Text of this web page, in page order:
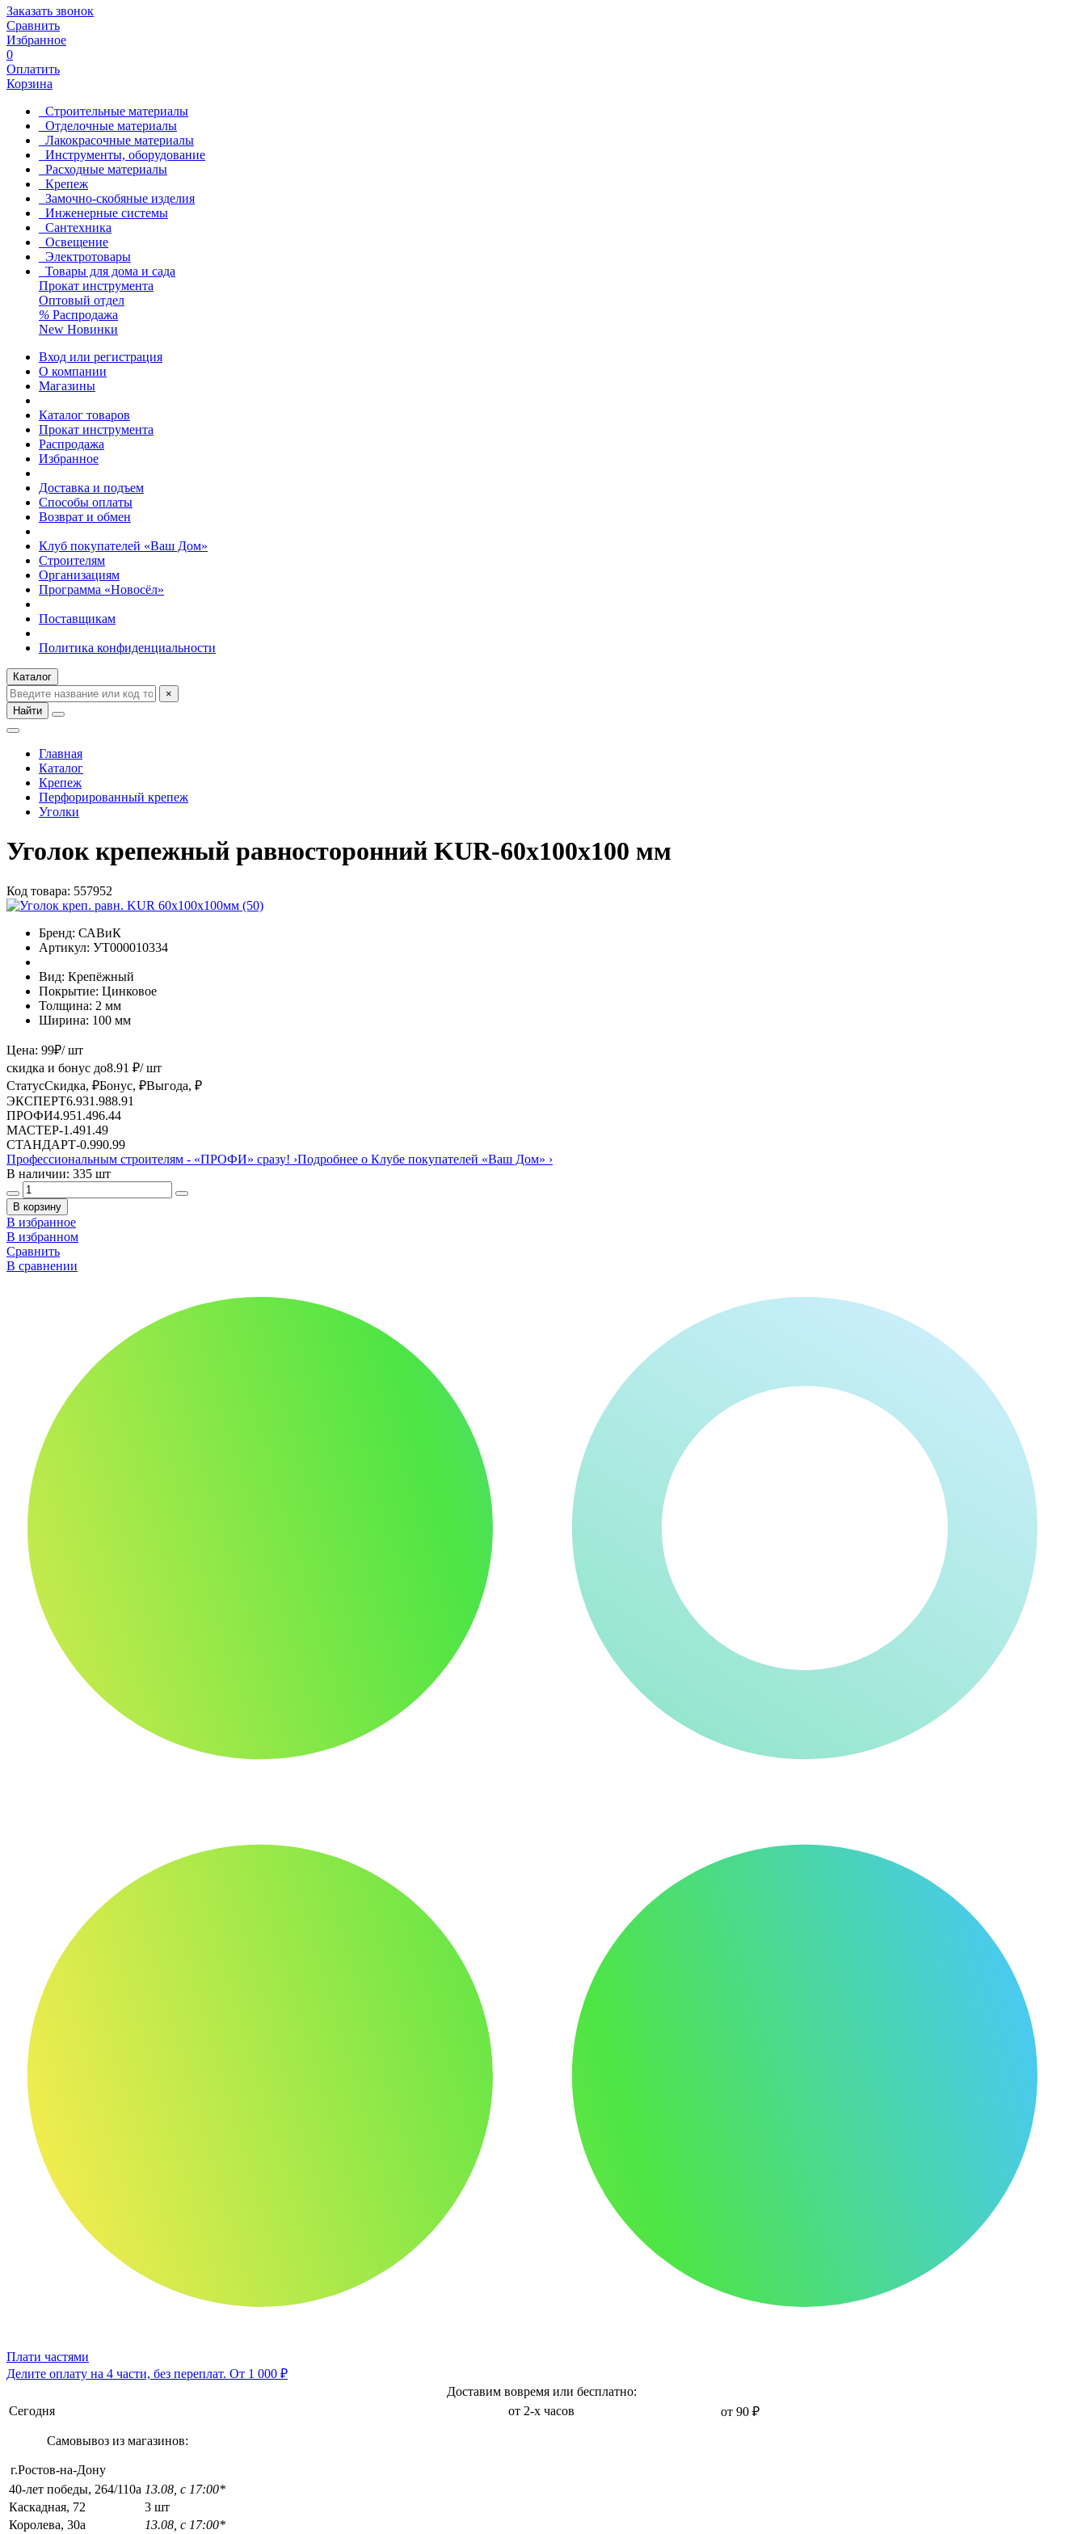
Заказать звонок
Сравнить
Избранное
0
Оплатить
Корзина
Строительные материалы
Отделочные материалы
Лакокрасочные материалы
Инструменты, оборудование
Расходные материалы
Крепеж
Замочно-скобяные изделия
Инженерные системы
Сантехника
Освещение
Электротовары
Товары для дома и сада
Прокат инструмента
Оптовый отдел
% Распродажа
New Новинки
Вход или регистрация
О компании
Магазины
Каталог товаров
Прокат инструмента
Распродажа
Избранное
Доставка и подъем
Способы оплаты
Возврат и обмен
Клуб покупателей «Ваш Дом»
Строителям
Организациям
Программа «Новосёл»
Поставщикам
Политика конфиденциальности
Каталог
×
Найти
Главная
Каталог
Крепеж
Перфорированный крепеж
Уголки
Уголок крепежный равносторонний KUR-60х100х100 мм
Код товара: 557952
Бренд: САВиК
Артикул: УТ000010334
Вид: Крепёжный
Покрытие: Цинковое
Толщина: 2 мм
Ширина: 100 мм
Цена: 99₽/ шт
скидка и бонус до8.91 ₽/ шт
СтатусСкидка, ₽Бонус, ₽Выгода, ₽
ЭКСПЕРТ6.931.988.91
ПРОФИ4.951.496.44
МАСТЕР-1.491.49
СТАНДАРТ-0.990.99
Профессиональным строителям - «ПРОФИ» сразу! ›Подробнее о Клубе покупателей «Ваш Дом» ›
В наличии: 335 шт
В корзину
В избранное
В избранном
Сравнить
В сравнении
Плати частями
Делите оплату на 4 части, без переплат. От 1 000 ₽
Доставим вовремя или бесплатно:
Сегодня
от 2-х часов от 90 ₽
Самовывоз из магазинов:
г.Ростов-на-Дону
40-лет победы, 264/110а 13.08, с 17:00*
Каскадная, 72
3 шт
Королева, 30а
13.08, с 17:00*